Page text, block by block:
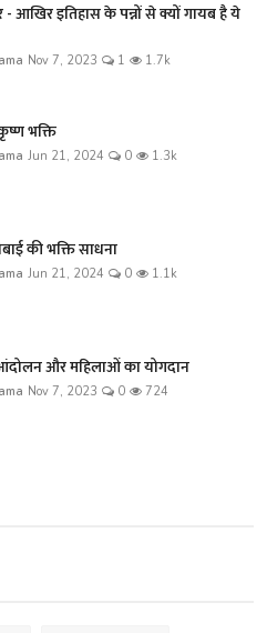
- आखिर इतिहास के पन्नों से क्यों गायब है ये
Nov 7, 2023 1 1.7k
भक्ति
Jun 21, 2024 0 1.3k
की भक्ति साधना
Jun 21, 2024 0 1.1k
और महिलाओं का योगदान
Nov 7, 2023 0 724